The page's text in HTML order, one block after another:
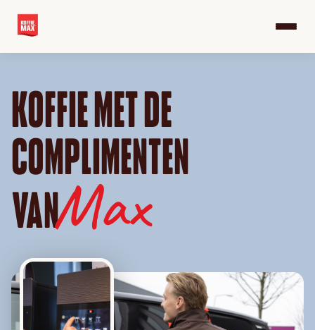
KOFFIE MET DE
COMPLIMENTEN
VANMax